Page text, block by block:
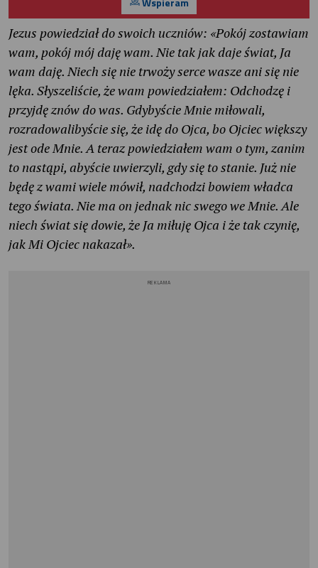
Jezus powiedział do swoich uczniów: «Pokój zostawiam
wam, pokój mój daję wam. Nie tak jak daje świat, Ja
wam daję. Niech się nie trwoży serce wasze ani się nie
lęka. Słyszeliście, że wam powiedziałem: Odchodzę i
przyjdę znów do was. Gdybyście Mnie miłowali,
rozradowalibyście się, że idę do Ojca, bo Ojciec większy
jest ode Mnie. A teraz powiedziałem wam o tym, zanim
to nastąpi, abyście uwierzyli, gdy się to stanie. Już nie
będę z wami wiele mówił, nadchodzi bowiem władca
tego świata. Nie ma on jednak nic swego we Mnie. Ale
niech świat się dowie, że Ja miłuję Ojca i że tak czynię,
jak Mi Ojciec nakazał».
REKLAMA